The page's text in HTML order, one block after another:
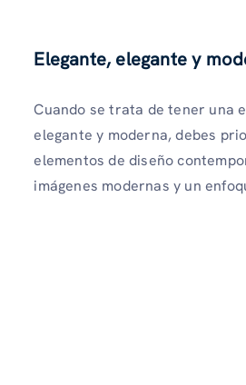
Elegante, elegante y
Cuando se trata de tener una
elegante y moderna, debes
elementos de diseño
imágenes modernas y un